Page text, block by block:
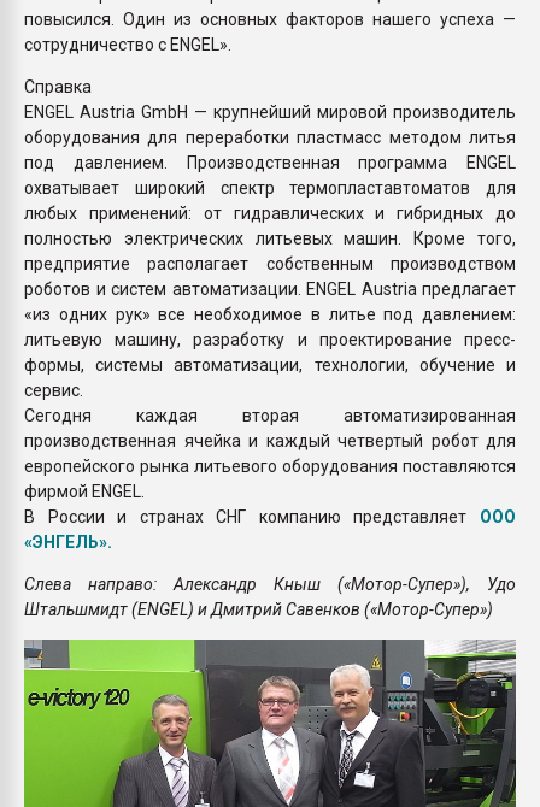
повысился. Один из основных факторов нашего успеха —
сотрудничество с ENGEL».
Справка
ENGEL Austria GmbH — крупнейший мировой производитель
оборудования для переработки пластмасс методом литья
под давлением. Производственная программа ENGEL
охватывает широкий спектр термопластавтоматов для
любых применений: от гидравлических и гибридных до
полностью электрических литьевых машин. Кроме того,
предприятие располагает собственным производством
роботов и систем автоматизации. ENGEL Austria предлагает
«из одних рук» все необходимое в литье под давлением:
литьевую машину, разработку и проектирование пресс-
формы, системы автоматизации, технологии, обучение и
сервис.
Сегодня каждая вторая автоматизированная
производственная ячейка и каждый четвертый робот для
европейского рынка литьевого оборудования поставляются
фирмой ENGEL.
В России и странах СНГ компанию представляет ООО
«ЭНГЕЛЬ».
Слева направо: Александр Кныш («Мотор-Супер»), Удо
Штальшмидт (ENGEL) и Дмитрий Савенков («Мотор-Супер»)